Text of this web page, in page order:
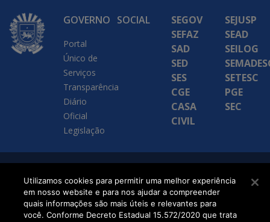
GOVERNO
Portal
Único de
Serviços
Transparência
Diário
Oficial
Legislação
SOCIAL
SEGOV
SEFAZ
SAD
SED
SES
CGE
CASA
CIVIL
SEJUSP
SEAD
SEILOG
SETESC
PGE
SEC
SETDIG | Secretaria-
Executiva de
Transformação Digital
Utilizamos cookies para permitir uma melhor experiência
em nosso website e para nos ajudar a compreender
quais informações são mais úteis e relevantes para
você. Conforme Decreto Estadual 15.572/2020 que trata